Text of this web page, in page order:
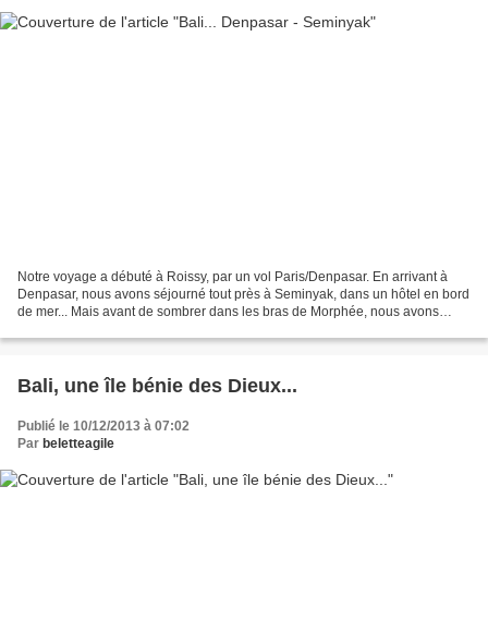
Notre voyage a débuté à Roissy, par un vol Paris/Denpasar. En arrivant à
Denpasar, nous avons séjourné tout près à Seminyak, dans un hôtel en bord
de mer... Mais avant de sombrer dans les bras de Morphée, nous avons
Bali, une île bénie des Dieux...
Publié le 10/12/2013 à 07:02
Par beletteagile